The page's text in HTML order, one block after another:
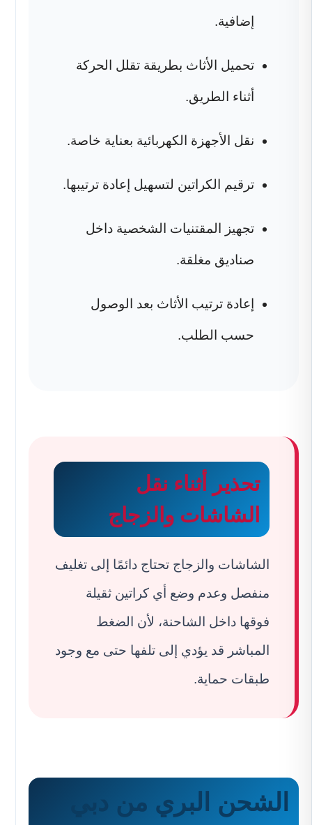
إضافية.
تحميل الأثاث بطريقة تقلل الحركة
أثناء الطريق.
نقل الأجهزة الكهربائية بعناية خاصة.
ترقيم الكراتين لتسهيل إعادة ترتيبها.
تجهيز المقتنيات الشخصية داخل
صناديق مغلقة.
إعادة ترتيب الأثاث بعد الوصول
حسب الطلب.
تحذير أثناء نقل
الشاشات والزجاج
الشاشات والزجاج تحتاج دائمًا إلى تغليف
منفصل وعدم وضع أي كراتين ثقيلة
فوقها داخل الشاحنة، لأن الضغط
المباشر قد يؤدي إلى تلفها حتى مع وجود
طبقات حماية.
الشحن البري من دبي